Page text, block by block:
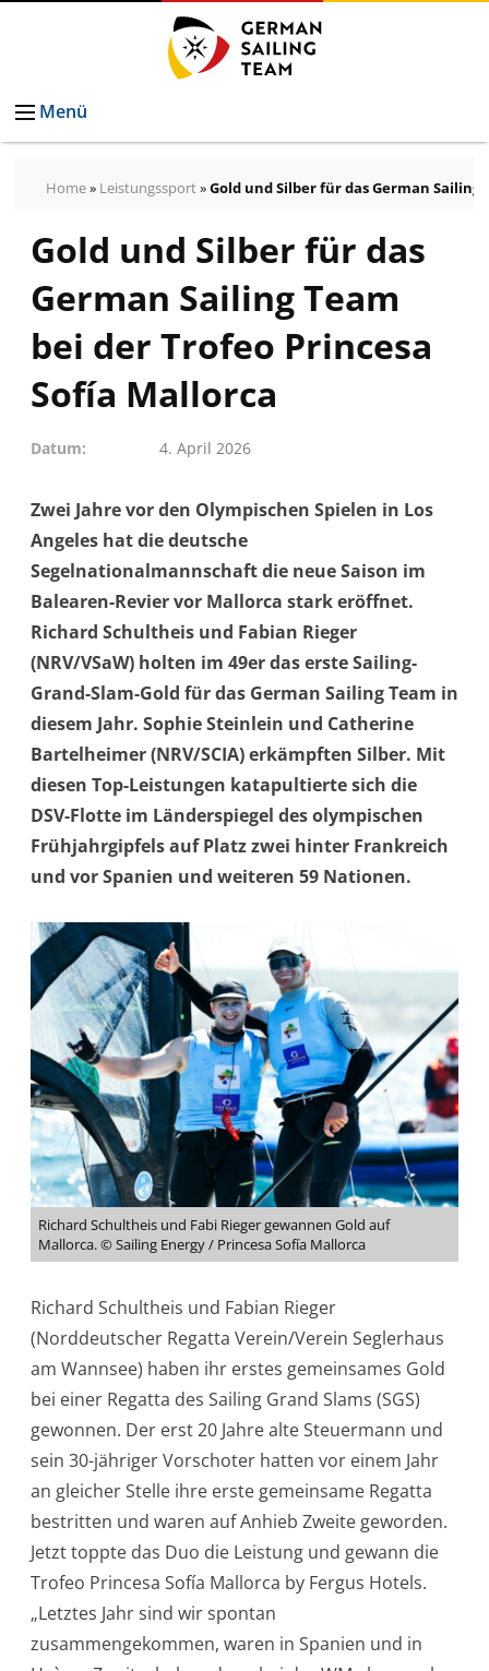
Menü
Home» Leistungssport»Gold und Silber für das German
Pressemeldungen
Bilder
Pressekontakt
Autogrammkarten
vom
German
Team
Gold und Silber für das
German Sailing Team
bei der Trofeo Princesa
Sofía Mallorca
Datum 4. April 2026
Zwei Jahre vor den Olympischen Spielen in Los
Angeles hat die deutsche
Segelnationalmannschaft die neue Saison im
Balearen-Revier vor Mallorca stark eröffnet.
Richard Schultheis und Fabian Rieger
(NRV/VSaW) holten im 49er das erste Sailing-
Grand-Slam-Gold für das German Sailing Team in
diesem Jahr. Sophie Steinlein und Catherine
Bartelheimer (NRV/SCIA) erkämpften Silber. Mit
diesen Top-Leistungen katapultierte sich die
DSV-Flotte im Länderspiegel des olympischen
Frühjahrgipfels auf Platz zwei hinter Frankreich
und vor Spanien und weiteren 59 Nationen.
Richard Schultheis und Fabi Rieger gewannen Gold auf
Mallorca. © Sailing Energy / Princesa Sofía Mallorca
Richard Schultheis und Fabian Rieger
(Norddeutscher Regatta Verein/Verein Seglerhaus
am Wannsee) haben ihr erstes gemeinsames Gold
bei einer Regatta des Sailing Grand Slams (SGS)
gewonnen. Der erst 20 Jahre alte Steuermann und
sein 30-jähriger Vorschoter hatten vor einem Jahr
an gleicher Stelle ihre erste gemeinsame Regatta
bestritten und waren auf Anhieb Zweite geworden.
Jetzt toppte das Duo die Leistung und gewann die
Trofeo Princesa Sofía Mallorca by Fergus Hotels.
„Letztes Jahr sind wir spontan
zusammengekommen, waren in Spanien und in